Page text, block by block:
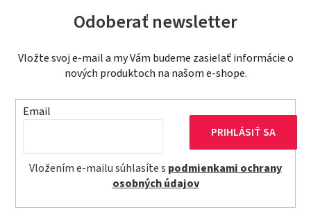
Odoberať newsletter
Vložte svoj e-mail a my Vám budeme zasielať informácie o
nových produktoch na našom e-shope.
Email
Vložením e-mailu súhlasíte s podmienkami ochrany
osobných údajov
PRIHLÁSIŤ SA